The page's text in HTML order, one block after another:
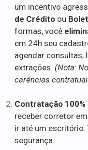
um incentivo
de Crédito ou
formas, você
em 24h seu
agendar consultas,
extrações. (Nota:
carências
Contratação 100%
receber corretor
ir até um
segurança.